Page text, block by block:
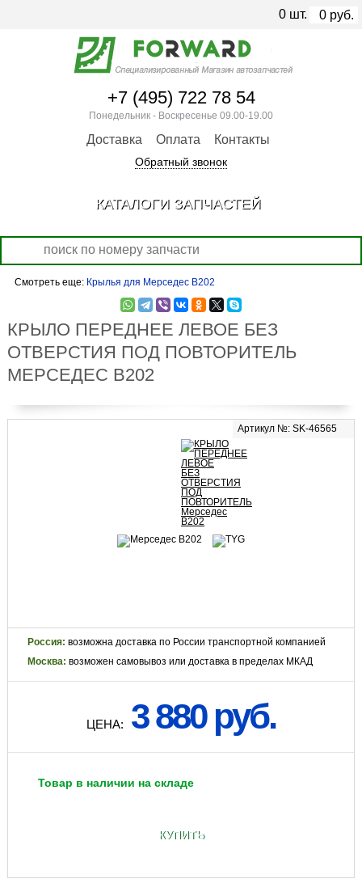
Смотреть еще: Крылья для Мерседес В202
КРЫЛО ПЕРЕДНЕЕ ЛЕВОЕ БЕЗ
ОТВЕРСТИЯ ПОД ПОВТОРИТЕЛЬ
МЕРСЕДЕС В202
Артикул №: SK-46565
Россия: возможна доставка по России транспортной компанией
Москва: возможен самовывоз или доставка в пределах МКАД
ЦЕНА: 3 880 руб.
Товар в наличии на складе
КУПИТЬ
+7 (495) 722 78 54
Понедельник - Воскресенье 09.00-19.00
Доставка Оплата Контакты
Обратный звонок
0 шт. 0 руб.
КАТАЛОГИ ЗАПЧАСТЕЙ